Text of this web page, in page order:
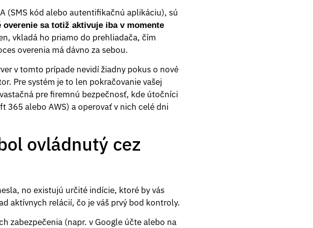
(SMS kód alebo autentifikačnú aplikáciu), sú
overenie sa totiž aktivuje iba v momente
vkladá ho priamo do prehliadača, čím
overenia má dávno za sebou.
v tomto prípade nevidí žiadny pokus o nové
Pre systém je to len pokračovanie vašej
pre firemnú bezpečnosť, kde útočníci
alebo AWS) a operovať v nich celé dni
ovládnutý cez
no existujú určité indície, ktoré by vás
aktívnych relácií, čo je váš prvý bod kontroly.
zabezpečenia (napr. v Google účte alebo na